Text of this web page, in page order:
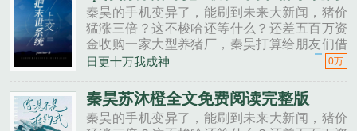
介
秦昊的手机变异了，能刷到未来大新闻，猪价
猛涨三倍？这不梭哈还等什么？还差五百万资
金收购一家大型养猪厂，秦昊打算给朋友们借
一点。秦昊老班长啊，我想回家养猪，要不要
秦昊二狗子，借500万买点......
日更十万我成神 0万
秦昊苏沐橙全文免费阅读完整版
秦昊的手机变异了，能刷到未来大新闻，猪价